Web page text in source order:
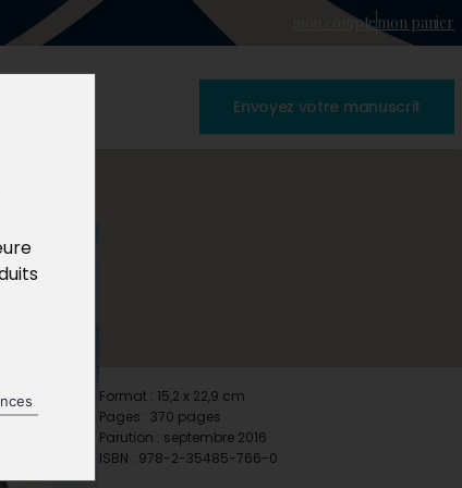
mon comptemon panier
Envoyez votre manuscrit
Format : 15,2 x 22,9 cm
Pages : 370 pages
Parution : septembre 2016
ISBN : 978-2-35485-766-0